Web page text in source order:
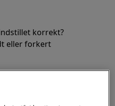
korrekt?
eller forkert
køleskabet er: